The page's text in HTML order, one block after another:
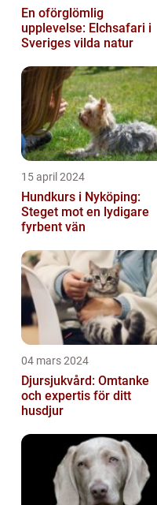
En oförglömlig
upplevelse: Elchsafari i
Sveriges vilda natur
15 april 2024
Hundkurs i Nyköping:
Steget mot en lydigare
fyrbent vän
04 mars 2024
Djursjukvård: Omtanke
och expertis för ditt
husdjur